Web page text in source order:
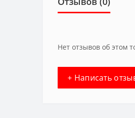
Нет отзывов об этом
+ Написать